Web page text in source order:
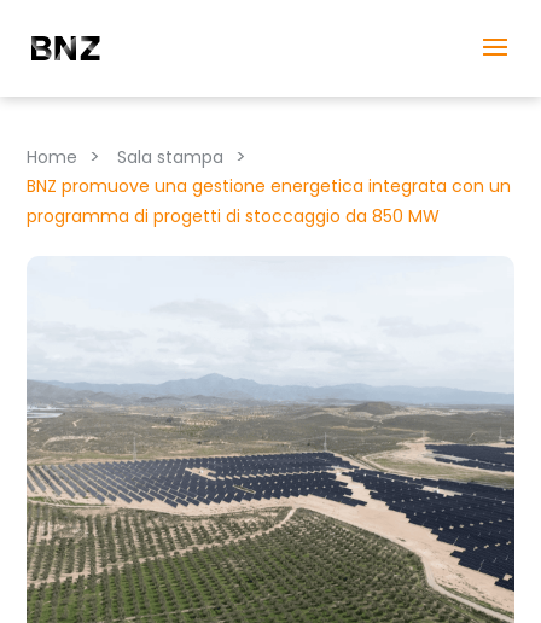
Home > Sala stampa >
BNZ promuove una gestione energetica integrata con un
programma di progetti di stoccaggio da 850 MW